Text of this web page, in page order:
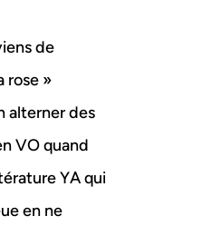
de
rose »
alterner des
VO quand
YA qui
en ne